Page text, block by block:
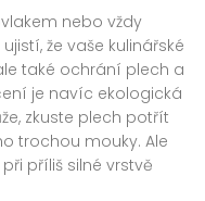
nebo vždy
že vaše kulinářské
také ochrání plech a
je navíc ekologická
zkuste plech potřít
trochou mouky. Ale
příliš silné vrstvě